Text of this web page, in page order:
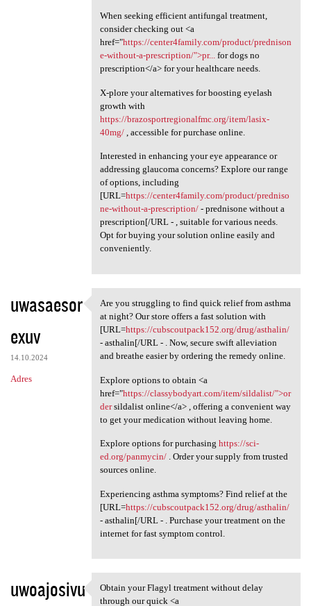
When seeking efficient antifungal treatment,
consider checking out <a
href="https://center4family.com/product/prednison
e-without-a-prescription/">pr...for dogs no
prescription</a> for your healthcare needs.
X-plore your alternatives for boosting eyelash
growth with
https://brazosportregionalfmc.org/item/lasix-
40mg/, accessible for purchase online.
Interested in enhancing your eye appearance or
addressing glaucoma concerns? Explore our range
of options, including
[URL=https://center4family.com/product/predniso
ne-without-a-prescription/- prednisone without a
prescription[/URL - , suitable for various needs.
Opt for buying your solution online easily and
conveniently.
uwasaesor
exuv
14.10.2024
Adres
Are you struggling to find
Are you struggling to find quick relief from asthma
at night? Our store offers a fast solution with
[URL=https://cubscoutpack152.org/drug/asthalin/
- asthalin[/URL - . Now, secure swift alleviation
and breathe easier by ordering the remedy online.
Explore options to obtain <a
href="https://classybodyart.com/item/sildalist/">or
dersildalist online</a> , offering a convenient way
to get your medication without leaving home.
Explore options for purchasing https://sci-
ed.org/panmycin/. Order your supply from trusted
sources online.
Experiencing asthma symptoms? Find relief at the
[URL=https://cubscoutpack152.org/drug/asthalin/
- asthalin[/URL - . Purchase your treatment on the
internet for fast symptom control.
uwoajosivu Obtain your Flagyl treatment
Obtain your Flagyl treatment without delay
through our quick <a